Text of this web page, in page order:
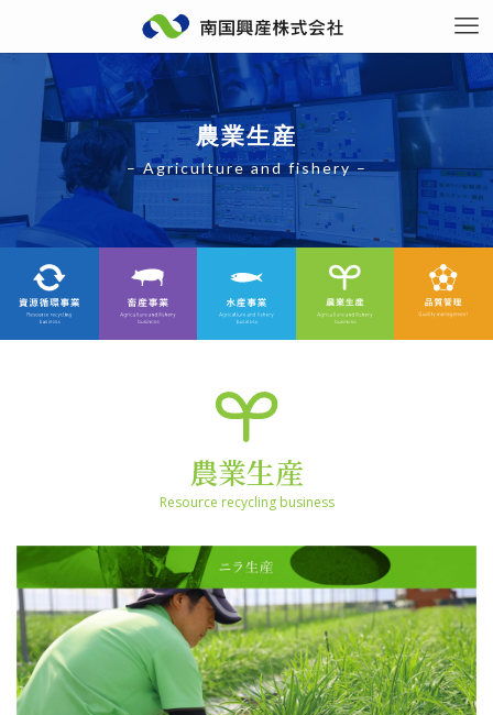
農業生産
– Agriculture and fishery –
農業生産